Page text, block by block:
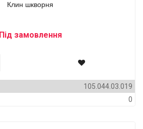
Клин шкворня
Під замовлення
105.044.03.019
0